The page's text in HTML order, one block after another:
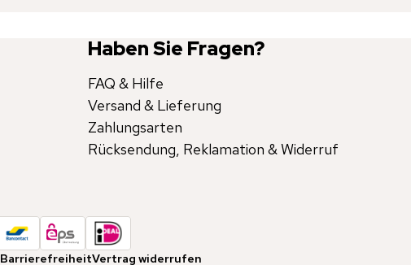
Haben Sie Fragen?
FAQ & Hilfe
Versand & Lieferung
Zahlungsarten
Rücksendung, Reklamation & Widerruf
BarrierefreiheitVertrag widerrufen